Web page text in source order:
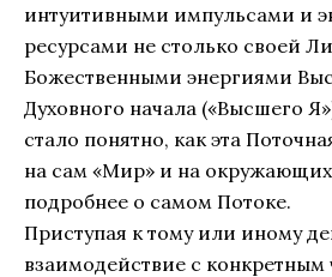
интуитивными импульсами и
ресурсами не столько своей
Божественными энергиями
Духовного начала («Высшего
стало понятно, как эта
на сам «Мир» и на
подробнее о самом Потоке.
Приступая к тому или иному
взаимодействие с конкретным